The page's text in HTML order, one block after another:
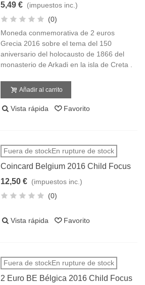
5,49 € (impuestos inc.)
(0)
Moneda conmemorativa de 2 euros
Grecia 2016 sobre el tema del 150
aniversario del holocausto de 1866 del
monasterio de Arkadi en la isla de Creta .
Añadir al carrito
Vista rápida Favorito
Fuera de stockEn rupture de stock
Coincard Belgium 2016 Child Focus
12,50 € (impuestos inc.)
(0)
Vista rápida Favorito
Fuera de stockEn rupture de stock
2 Euro BE Bélgica 2016 Child Focus